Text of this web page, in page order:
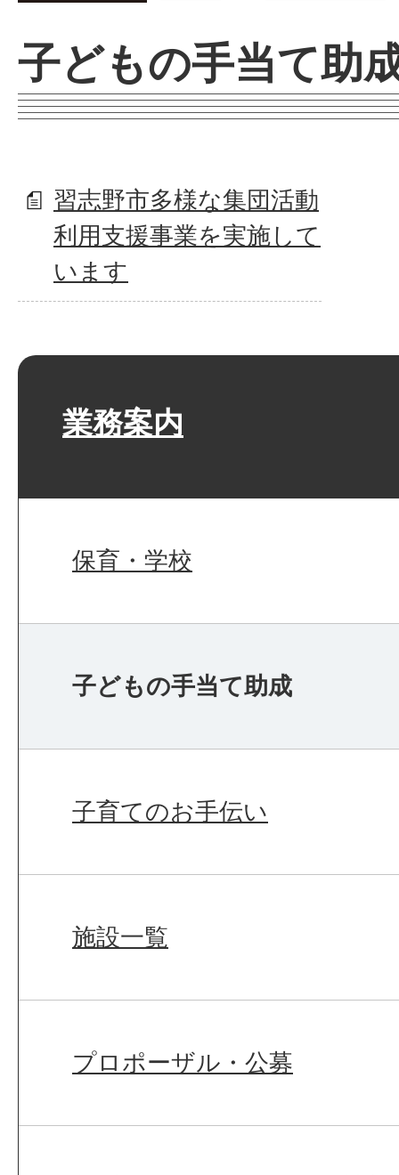
子どもの手当て助
習志野市多様な集団活動
利用支援事業を実施して
います
業務案内
保育・学校
子どもの手当て助成
子育てのお手伝い
施設一覧
プロポーザル・公募